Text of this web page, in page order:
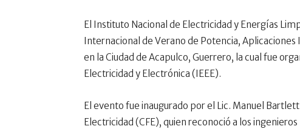
El Instituto Nacional de Electricidad y Energías
Internacional de Verano de Potencia,
en la Ciudad de Acapulco, Guerrero, la cual fue
Electricidad y Electrónica (IEEE).
El evento fue inaugurado por el Lic. Manuel
Electricidad (CFE), quien reconoció a los